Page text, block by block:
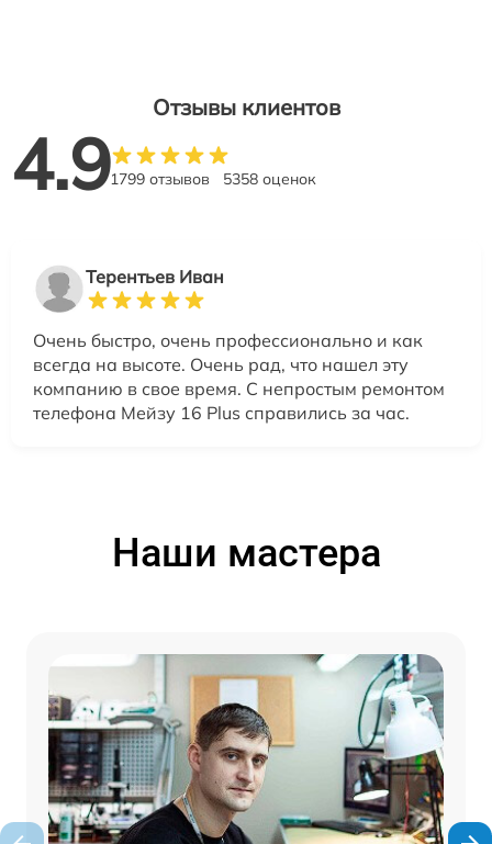
Отзывы клиентов
4.91799 отзывов 5358 оценок
Терентьев Иван
Очень быстро, очень профессионально и как
всегда на высоте. Очень рад, что нашел эту
компанию в свое время. С непростым ремонтом
телефона Мейзу 16 Plus справились за час.
Наши мастера